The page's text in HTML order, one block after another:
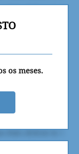
os meses.